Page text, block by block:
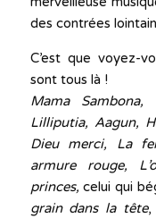
des contrées
C’est que voyez-
sont tous là !
Mama
Lilliputia, Aagun,
Dieu merci, La
armure rouge,
princes, celui qui
grain dans la tête,